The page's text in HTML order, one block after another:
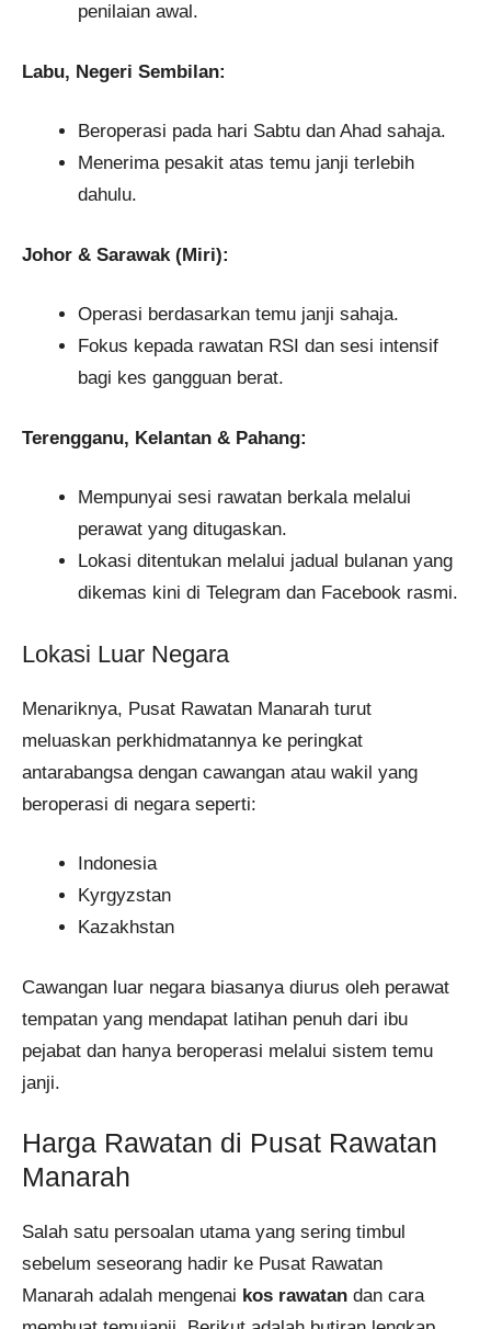
penilaian awal.
Labu, Negeri Sembilan:
Beroperasi pada hari Sabtu dan Ahad sahaja.
Menerima pesakit atas temu janji terlebih
dahulu.
Johor & Sarawak (Miri):
Operasi berdasarkan temu janji sahaja.
Fokus kepada rawatan RSI dan sesi intensif
bagi kes gangguan berat.
Terengganu, Kelantan & Pahang:
Mempunyai sesi rawatan berkala melalui
perawat yang ditugaskan.
Lokasi ditentukan melalui jadual bulanan yang
dikemas kini di Telegram dan Facebook rasmi.
Lokasi Luar Negara
Menariknya, Pusat Rawatan Manarah turut
meluaskan perkhidmatannya ke peringkat
antarabangsa dengan cawangan atau wakil yang
beroperasi di negara seperti:
Indonesia
Kyrgyzstan
Kazakhstan
Cawangan luar negara biasanya diurus oleh perawat
tempatan yang mendapat latihan penuh dari ibu
pejabat dan hanya beroperasi melalui sistem temu
janji.
Harga Rawatan di Pusat Rawatan
Manarah
Salah satu persoalan utama yang sering timbul
sebelum seseorang hadir ke Pusat Rawatan
Manarah adalah mengenai kos rawatan dan cara